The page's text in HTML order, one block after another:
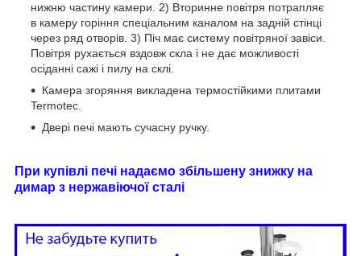
нижню частину камери. 2) Вторинне повітря потрапляє
в камеру горіння спеціальним каналом на задній стінці
через ряд отворів. 3) Піч має систему повітряної завіси.
Повітря рухається вздовж скла і не дає можливості
осіданні сажі і пилу на склі.
Камера згоряння викладена термостійкими плитами
Termotec.
Двері печі мають сучасну ручку.
При купівлі печі надаємо збільшену знижку на
димар з нержавіючої сталі